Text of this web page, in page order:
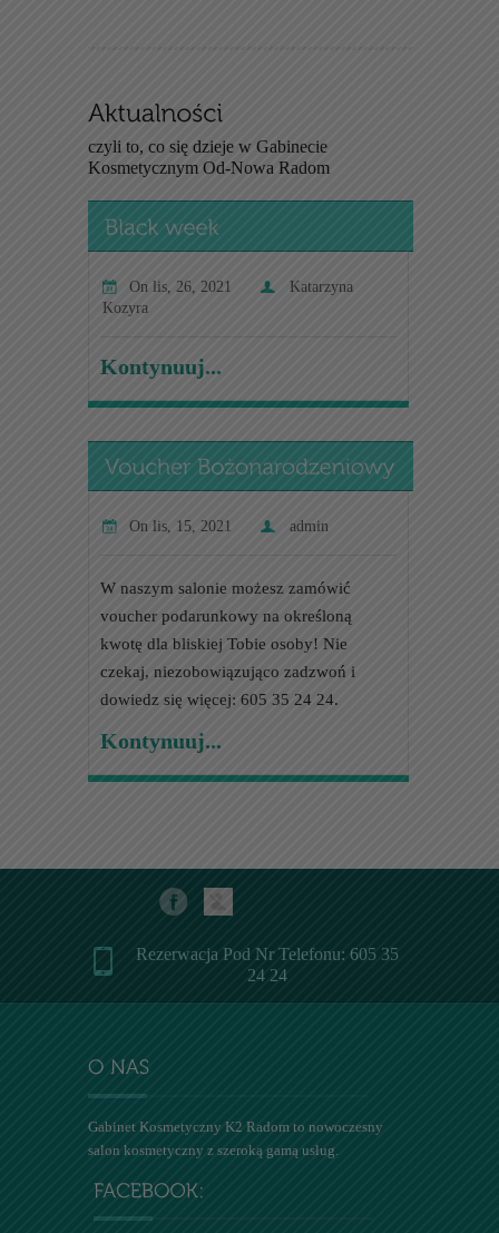
czyli to, co się dzieje w Gabinecie
Kosmetycznym Od-Nowa Radom
On lis, 26, 2021
Katarzyna
Kozyra
Kontynuuj...
On lis, 15, 2021 admin
W naszym salonie możesz zamówić
voucher podarunkowy na określoną
kwotę dla bliskiej Tobie osoby! Nie
czekaj, niezobowiązująco zadzwoń i
dowiedz się więcej: 605 35 24 24.
Kontynuuj...
Rezerwacja Pod Nr Telefonu: 605 35
24 24
Gabinet Kosmetyczny K2 Radom to nowoczesny
salon kosmetyczny z szeroką gamą usług.